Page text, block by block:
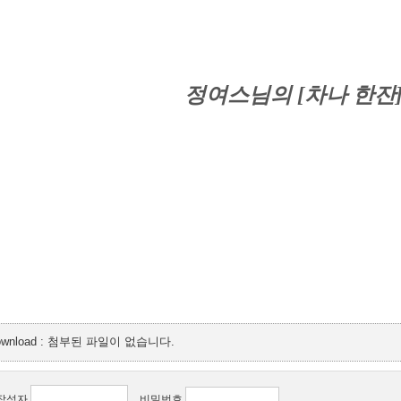
정여스님의 [차나 한
: 첨부된 파일이 없습니다.